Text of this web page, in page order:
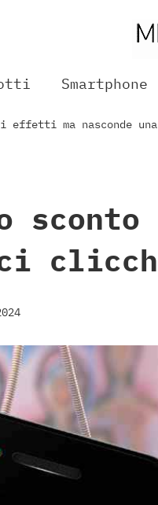
Smartphone
effetti ma nasconde